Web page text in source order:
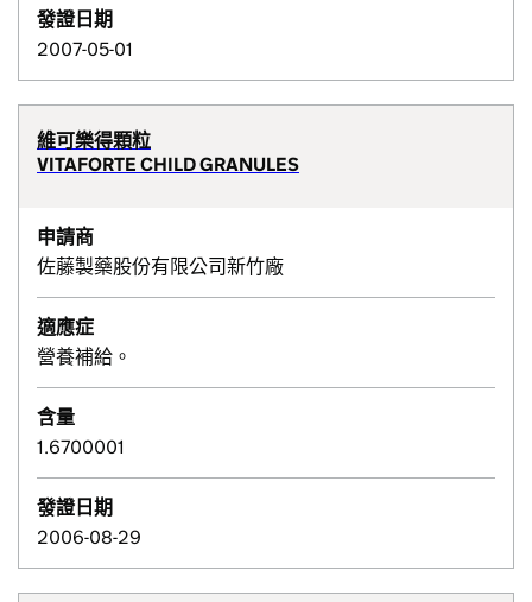
發證日期
2007-05-01
維可樂得顆粒
VITAFORTE CHILD GRANULES
申請商
佐藤製藥股份有限公司新竹廠
適應症
營養補給。
含量
1.6700001
發證日期
2006-08-29